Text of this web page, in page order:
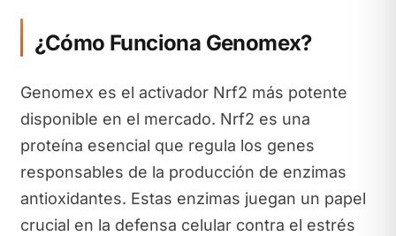
¿Cómo Funciona Genomex?
Genomex es el activador Nrf2 más potente
disponible en el mercado. Nrf2 es una
proteína esencial que regula los genes
responsables de la producción de enzimas
antioxidantes. Estas enzimas juegan un papel
crucial en la defensa celular contra el estrés